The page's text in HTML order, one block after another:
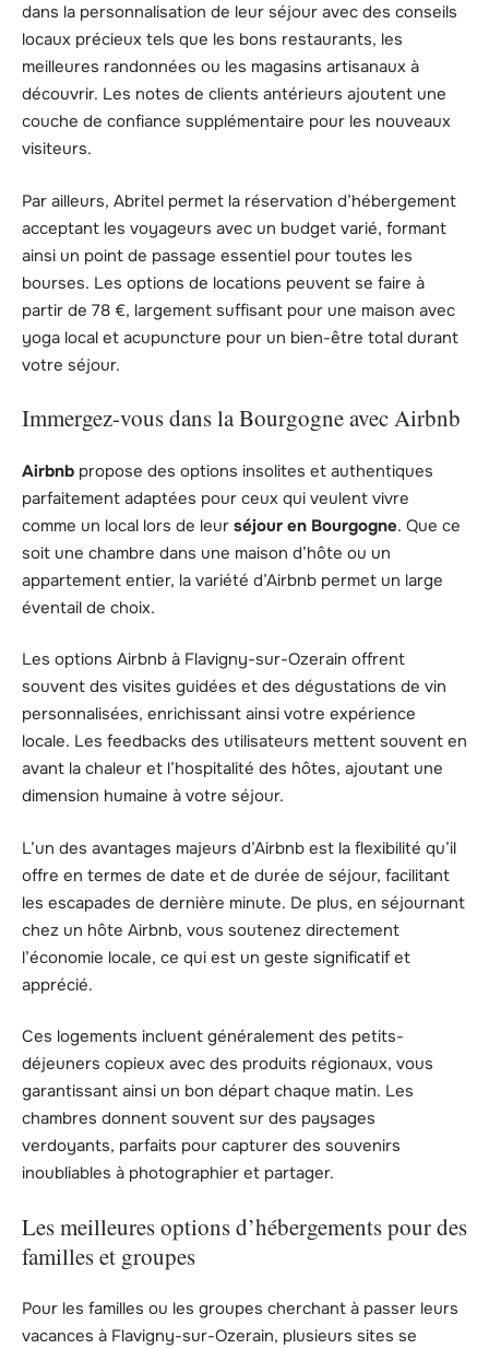
dans la personnalisation de leur séjour avec des conseils
locaux précieux tels que les bons restaurants, les
meilleures randonnées ou les magasins artisanaux à
découvrir. Les notes de clients antérieurs ajoutent une
couche de confiance supplémentaire pour les nouveaux
visiteurs.
Par ailleurs, Abritel permet la réservation d’hébergement
acceptant les voyageurs avec un budget varié, formant
ainsi un point de passage essentiel pour toutes les
bourses. Les options de locations peuvent se faire à
partir de 78 €, largement suffisant pour une maison avec
yoga local et acupuncture pour un bien-être total durant
votre séjour.
Immergez-vous dans la Bourgogne avec Airbnb
Airbnb propose des options insolites et authentiques
parfaitement adaptées pour ceux qui veulent vivre
comme un local lors de leur séjour en Bourgogne. Que ce
soit une chambre dans une maison d’hôte ou un
appartement entier, la variété d’Airbnb permet un large
éventail de choix.
Les options Airbnb à Flavigny-sur-Ozerain offrent
souvent des visites guidées et des dégustations de vin
personnalisées, enrichissant ainsi votre expérience
locale. Les feedbacks des utilisateurs mettent souvent en
avant la chaleur et l’hospitalité des hôtes, ajoutant une
dimension humaine à votre séjour.
L’un des avantages majeurs d’Airbnb est la flexibilité qu’il
offre en termes de date et de durée de séjour, facilitant
les escapades de dernière minute. De plus, en séjournant
chez un hôte Airbnb, vous soutenez directement
l’économie locale, ce qui est un geste significatif et
apprécié.
Ces logements incluent généralement des petits-
déjeuners copieux avec des produits régionaux, vous
garantissant ainsi un bon départ chaque matin. Les
chambres donnent souvent sur des paysages
verdoyants, parfaits pour capturer des souvenirs
inoubliables à photographier et partager.
Les meilleures options d’hébergements pour des
familles et groupes
Pour les familles ou les groupes cherchant à passer leurs
vacances à Flavigny-sur-Ozerain, plusieurs sites se